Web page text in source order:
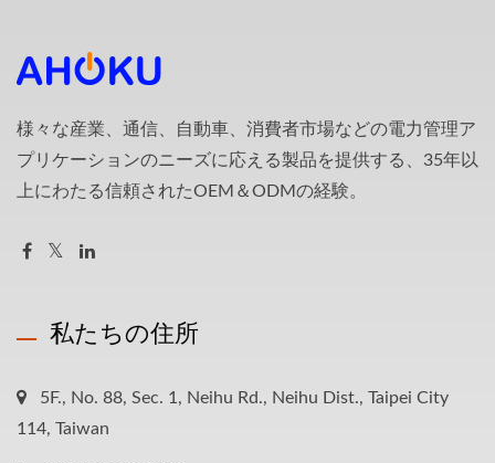
様々な産業、通信、自動車、消費者市場などの電力管理ア
プリケーションのニーズに応える製品を提供する、35年以
上にわたる信頼されたOEM＆ODMの経験。
私たちの住所
5F., No. 88, Sec. 1, Neihu Rd., Neihu Dist., Taipei City
114, Taiwan